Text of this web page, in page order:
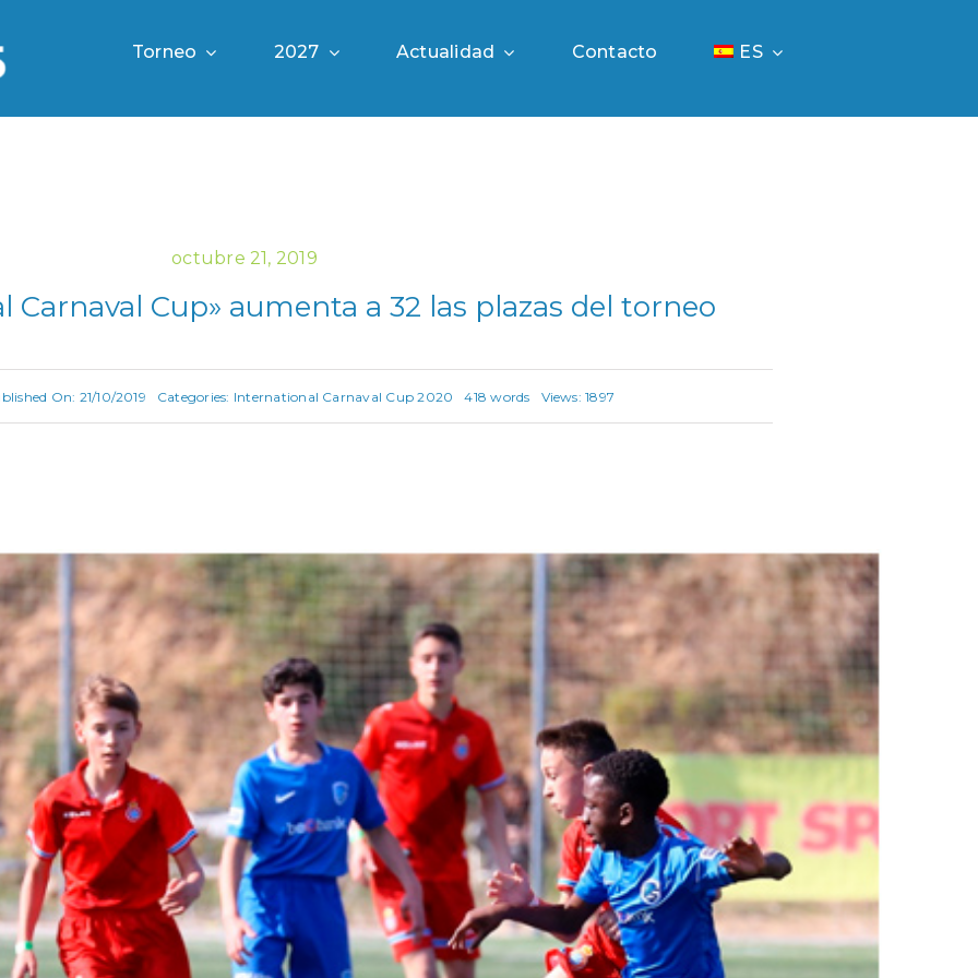
Torneo 2027 Actualidad Contacto ES
octubre 21, 2019
Carnaval Cup» aumenta a 32 las plazas del torneo
On: 21/10/2019 Categories: International Carnaval Cup 2020 418 words Views: 1897